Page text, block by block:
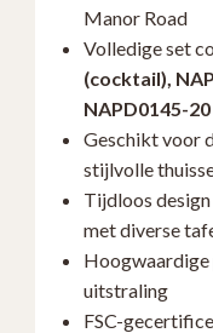
NAPD0145-
Cocktail,
Luncheon
Servetten
Manor Road
Volledige set
(cocktail),
NAPD0145-
Geschikt voor
stijlvolle
Tijdloos
met diverse
uitstraling
FSC-